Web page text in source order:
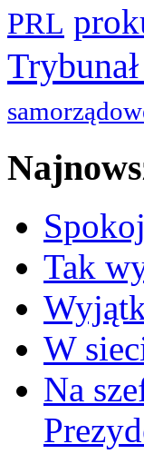
PRL
Tak
W
Na